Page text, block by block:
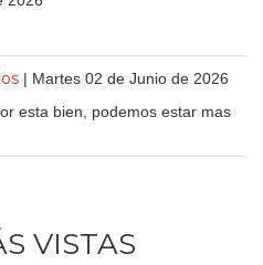
| Martes 02 de Junio de 2026
esta bien, podemos estar mas
VISTAS